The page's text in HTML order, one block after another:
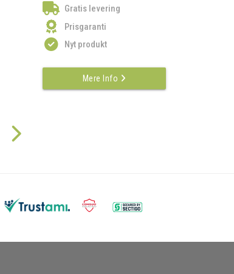
Gratis levering
Prisgaranti
Nyt produkt
Mere Info